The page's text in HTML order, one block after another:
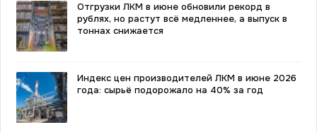
Отгрузки ЛКМ в июне обновили рекорд в
рублях, но растут всё медленнее, а выпуск в
тоннах снижается
Индекс цен производителей ЛКМ в июне 2026
года: сырьё подорожало на 40% за год